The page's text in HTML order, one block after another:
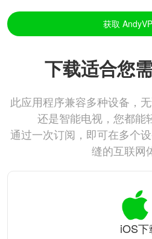
获取
下载适合您
此应用程序兼容多种设备，
还是智能电视，您都能
通过一次订阅，即可在多个
缝的互联网
iOS下